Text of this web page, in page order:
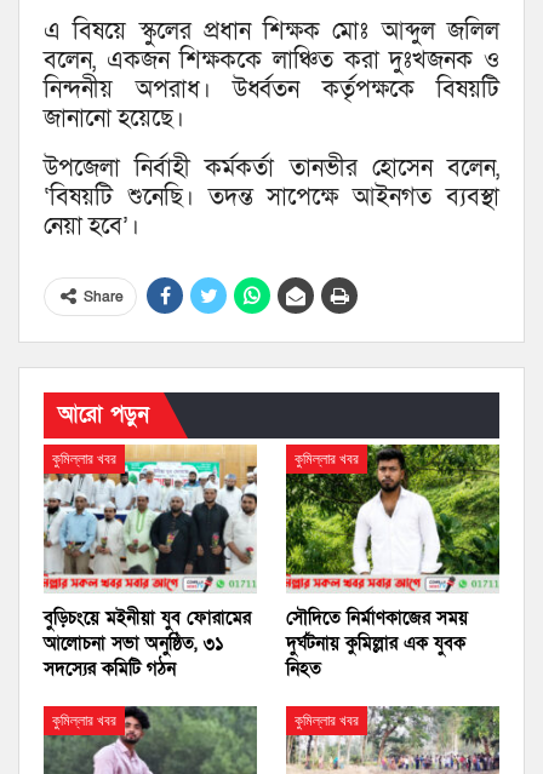
এ বিষয়ে স্কুলের প্রধান শিক্ষক মোঃ আব্দুল জলিল
বলেন, একজন শিক্ষককে লাঞ্চিত করা দুঃখজনক ও
নিন্দনীয় অপরাধ। উর্ধ্বতন কর্তৃপক্ষকে বিষয়টি
জানানো হয়েছে।
উপজেলা নির্বাহী কর্মকর্তা তানভীর হোসেন বলেন,
‘বিষয়টি শুনেছি। তদন্ত সাপেক্ষে আইনগত ব্যবস্থা
নেয়া হবে’।
Share
আরো পড়ুন
কুমিল্লার খবর
বুড়িচংয়ে মইনীয়া যুব ফোরামের
আলোচনা সভা অনুষ্ঠিত, ৩১
সদস্যের কমিটি গঠন
কুমিল্লার খবর
সৌদিতে নির্মাণকাজের সময়
দুর্ঘটনায় কুমিল্লার এক যুবক
নিহত
কুমিল্লার খবর কুমিল্লার খবর